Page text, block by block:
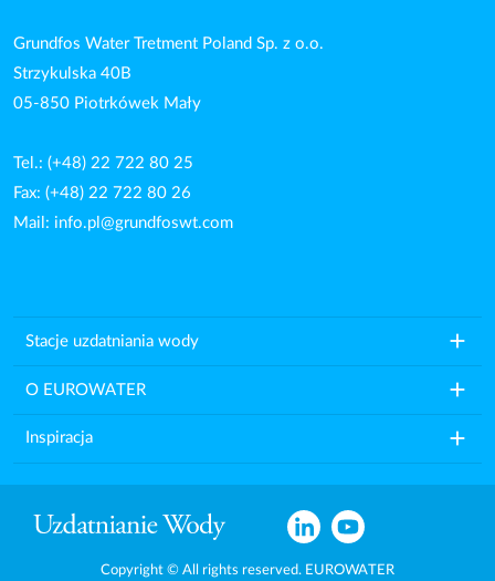
Grundfos Water Tretment Poland Sp. z o.o.
Strzykulska 40B
05-850 Piotrkówek Mały
Tel.: (+48) 22 722 80 25
Fax: (+48) 22 722 80 26
Mail: info.pl@grundfoswt.com
Stacje uzdatniania wody add
O EUROWATER add
Inspiracja add
Copyright © All rights reserved. EUROWATER